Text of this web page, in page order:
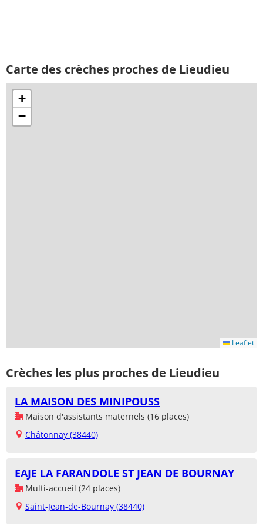
Carte des crèches proches de Lieudieu
+
−
Leaflet
Crèches les plus proches de Lieudieu
LA MAISON DES MINIPOUSS
Maison d'assistants maternels (16 places)
Châtonnay (38440)
EAJE LA FARANDOLE ST JEAN DE BOURNAY
Multi-accueil (24 places)
Saint-Jean-de-Bournay (38440)